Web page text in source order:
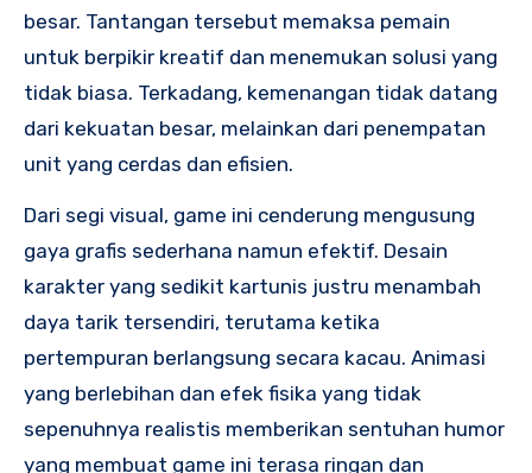
besar. Tantangan tersebut memaksa pemain
untuk berpikir kreatif dan menemukan solusi yang
tidak biasa. Terkadang, kemenangan tidak datang
dari kekuatan besar, melainkan dari penempatan
unit yang cerdas dan efisien.
Dari segi visual, game ini cenderung mengusung
gaya grafis sederhana namun efektif. Desain
karakter yang sedikit kartunis justru menambah
daya tarik tersendiri, terutama ketika
pertempuran berlangsung secara kacau. Animasi
yang berlebihan dan efek fisika yang tidak
sepenuhnya realistis memberikan sentuhan humor
yang membuat game ini terasa ringan dan